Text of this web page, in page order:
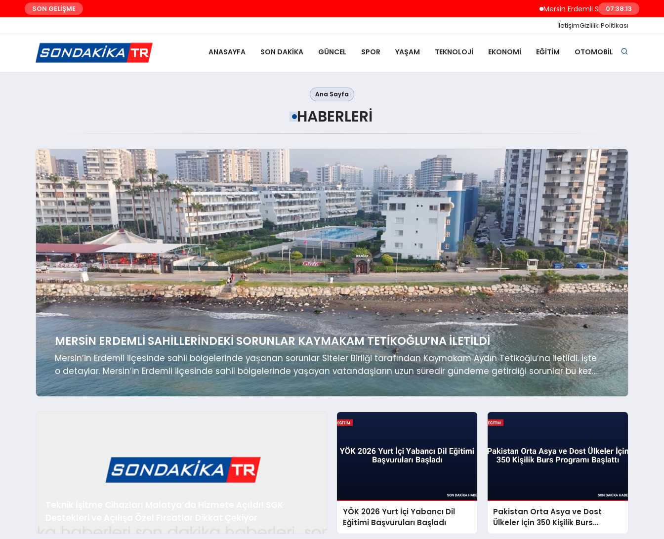
SON GELİŞME Mersin Erdemli Sahillerindeki Sorunlar
07:38:14
İletişimGizlilik Politikası
ANASAYFA SON DAKIKA GÜNCEL SPOR YAŞAM TEKNOLOJI EKONOMI EĞITIM OTOMOBIL
Ana Sayfa
HABERLERI
MERSIN ERDEMLI SAHILLERINDEKI SORUNLAR KAYMAKAM TETIKOĞLU’NA İLETILDI
Mersin’in Erdemli ilçesinde sahil bölgelerinde yaşanan sorunlar Siteler Birliği tarafından Kaymakam Aydın Tetikoğlu’na iletildi. İşte
o detaylar. Mersin’in Erdemli ilçesinde sahil bölgelerinde yaşayan vatandaşların uzun süredir gündeme getirdiği sorunlar bu kez
resmi olarak Kaymakamlık makamına taşındı. Siteler Birliği temsilcileri, Erdemli Kaymakamı Aydın Tetikoğlu’nu ziyaret ederek
Arpaçbahşiş, Tömük ve Kargıpınar mahallelerinde yaşanan sıkıntıları ve çözüm önerilerini...
YÖK 2026 Yurt İçi Yabancı Dil
Eğitimi Başvuruları Başladı
Pakistan Orta Asya ve Dost
Ülkeler İçin 350 Kişilik Burs
Programı Başlattı